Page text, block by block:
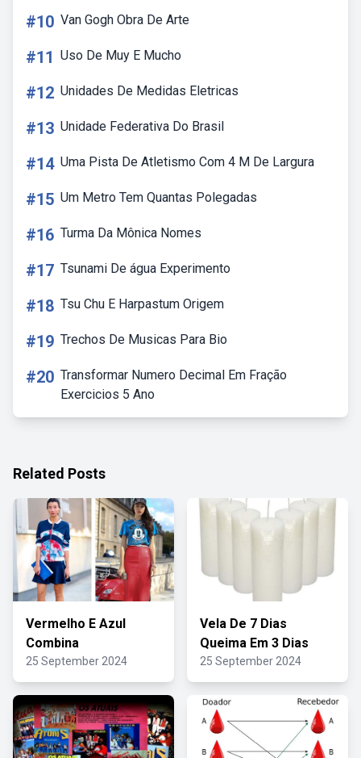
#10 Van Gogh Obra De Arte
#11 Uso De Muy E Mucho
#12 Unidades De Medidas Eletricas
#13 Unidade Federativa Do Brasil
#14 Uma Pista De Atletismo Com 4 M De Largura
#15 Um Metro Tem Quantas Polegadas
#16 Turma Da Mônica Nomes
#17 Tsunami De água Experimento
#18 Tsu Chu E Harpastum Origem
#19 Trechos De Musicas Para Bio
#20 Transformar Numero Decimal Em Fração
Exercicios 5 Ano
Related Posts
Vermelho E Azul
Combina
25 September 2024
Vela De 7 Dias
Queima Em 3 Dias
25 September 2024